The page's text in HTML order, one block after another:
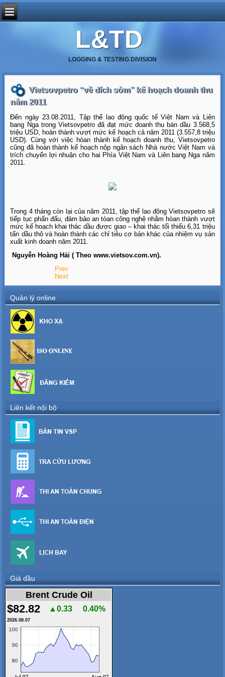
L&TD
LOGGING & TESTING DIVISION
Vietsovpetro “về đích sớm” kế hoạch doanh thu
năm 2011
Đến ngày 23.08.2011, Tập thể lao động quốc tế Việt Nam và Liên
bang Nga trong Vietsovpetro đã đạt mức doanh thu bán dầu 3.568,5
triệu USD, hoàn thành vượt mức kế hoạch cả năm 2011 (3.557,8 triệu
USD). Cùng với việc hòan thành kế hoạch doanh thu, Vietsovpetro
cũng đã hoàn thành kế hoạch nộp ngân sách Nhà nước Việt Nam và
trích chuyển lợi nhuận cho hai Phía Việt Nam và Liên bang Nga năm
2011.
Trong 4 tháng còn lại của năm 2011, tập thể lao động Vietsovpetro sẽ
tiếp tục phấn đấu, đảm bảo an tòan công nghệ nhằm hòan thành vượt
mức kế hoạch khai thác dầu được giao – khai thác tối thiểu 6,31 triệu
tấn dầu thô và hoàn thành các chỉ tiêu cơ bản khác của nhiệm vụ sản
xuất kinh doanh năm 2011.
Nguyễn Hoàng Hải ( Theo www.vietsov.com.vn).
Prev
Next
Quản lý online
Liên kết nội bộ
Giá dầu
Brent Crude Oil
$82.82 ▲0.33 0.40%
2026.08.07